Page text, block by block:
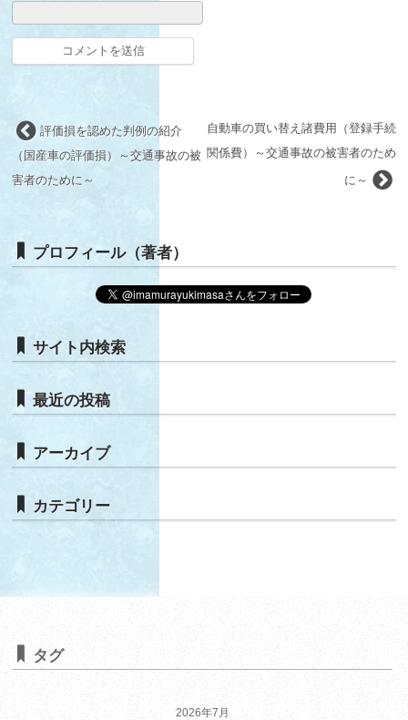
自動車の買い替え諸費用（登録手続
関係費）～交通事故の被害者のため
に～
評価損を認めた判例の紹介
（国産車の評価損）～交通事故の被
害者のために～
プロフィール（著者）
サイト内検索
最近の投稿
アーカイブ
カテゴリー
タグ
2026年7月